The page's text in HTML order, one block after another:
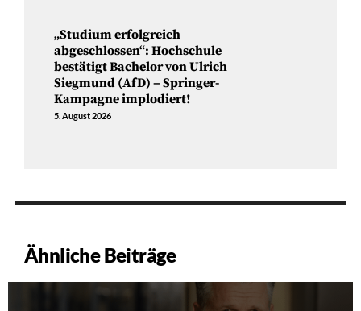
„Studium erfolgreich
abgeschlossen“: Hochschule
bestätigt Bachelor von Ulrich
Siegmund (AfD) – Springer-
Kampagne implodiert!
5. August 2026
Ähnliche Beiträge